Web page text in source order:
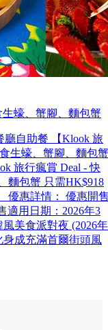
蠔、蟹腳、麵包蟹
廳自助餐 【Klook 旅
生蠔、蟹腳、麵包蟹
旅行瘋賞 Deal - 快
麵包蟹 只需HK$918
優惠詳情： 優惠開
適用日期：2026年3
美食派對夜 (2026年
身成充滿首爾街頭風